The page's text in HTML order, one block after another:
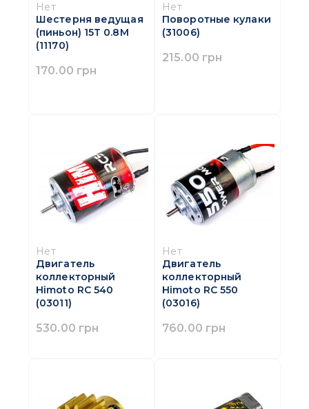
Нет
Шестерня ведущая
(пиньон) 15T 0.8М
(11170)
170.00 грн
Нет
Поворотные кулаки
(31006)
215.00 грн
Нет
Двигатель
коллекторный
Himoto RC 540
(03011)
530.00 грн
Нет
Двигатель
коллекторный
Himoto RC 550
(03016)
760.00 грн